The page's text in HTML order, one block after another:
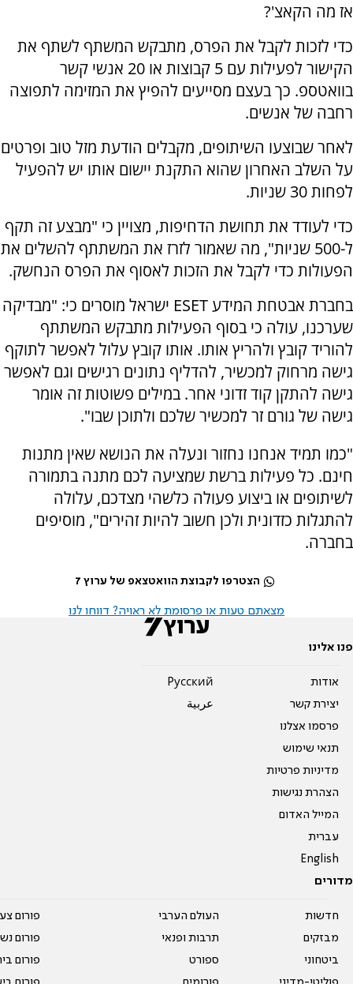
אז מה הקאצ'?
כדי לזכות לקבל את הפרס, מתבקש המשתף לשתף את
הקישור לפעילות עם 5 קבוצות או 20 אנשי קשר
בוואטספ. כך בעצם מסייעים להפיץ את המזימה לתפוצה
רחבה של אנשים.
לאחר שבוצעו השיתופים, מקבלים הודעת מזל טוב ופרטים
על השלב האחרון שהוא התקנת יישום אותו יש להפעיל
לפחות 30 שניות.
כדי לעודד את תחושת הדחיפות, מצויין כי "מבצע זה תקף
ל-500 שניות", מה שאמור לזרז את המשתתף להשלים את
הפעולות כדי לקבל את הזכות לאסוף את הפרס הנחשק.
בחברת אבטחת המידע ESET ישראל מוסרים כי: "מבדיקה
שערכנו, עולה כי בסוף הפעילות מתבקש המשתתף
להוריד קובץ ולהריץ אותו. אותו קובץ עלול לאפשר לתוקף
גישה מרחוק למכשיר, להדליף נתונים רגישים וגם לאפשר
גישה להתקן קוד זדוני אחר. במילים פשוטות זה אומר
גישה של גורם זר למכשיר שלכם ולתוכן שבו".
"כמו תמיד אנחנו נחזור ונעלה את הנושא שאין מתנות
חינם. כל פעילות ברשת שמציעה לכם מתנה בתמורה
לשיתופים או ביצוע פעולה כלשהי מצדכם, עלולה
להתגלות כזדונית ולכן חשוב להיות זהירים", מוסיפים
בחברה.
הצטרפו לקבוצת הוואטצאפ של ערוץ 7
מצאתם טעות או פרסומת לא ראויה? דווחו לנו
פנו אלינו
אודות
יצירת קשר
פרסמו אצלנו
תנאי שימוש
מדיניות פרטיות
הצהרת נגישות
המייל האדום
עברית
English
Pусский
عربية
מדורים
חדשות
מבזקים
ביטחוני
העולם הערבי
תרבות ופנאי
ספורט
פורום
פורום
פורום